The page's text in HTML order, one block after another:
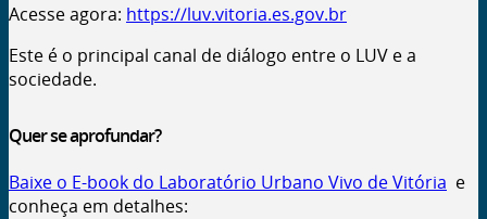
Acesse agora: https://luv.vitoria.es.gov.br
Este é o principal canal de diálogo entre o LUV e a
sociedade.
Quer se aprofundar?
Baixe o E-book do Laboratório Urbano Vivo de Vitória e
conheça em detalhes: